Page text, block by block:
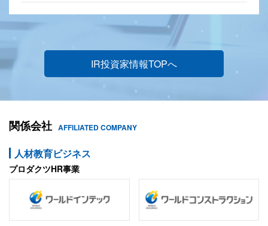
IR投資家情報TOPへ
関係会社 AFFILIATED COMPANY
人材教育ビジネス
プロダクツHR事業